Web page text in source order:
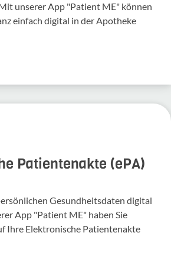
unserer App "Patient ME" können
einfach digital in der Apotheke
Patientenakte (ePA)
Gesundheitsdaten digital
App "Patient ME" haben Sie
Ihre Elektronische Patientenakte